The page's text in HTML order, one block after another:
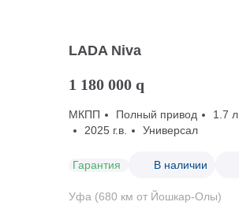
LADA Niva
1 180 000 q
МКПП Полный привод 1.7 л.
2025 г.в.
Универсал
Гарантия В наличии
Уфа (680 км от Йошкар-Олы)